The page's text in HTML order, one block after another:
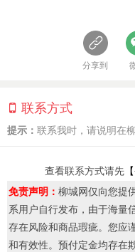
分享到
联系方式
提示： 联系我时，请说明在
查看联系方式请先
免责声明： 柳城网仅向您提
系用户自行发布，由于海量
存在风险和商品瑕疵。您应
和有效性。预付定金均存在